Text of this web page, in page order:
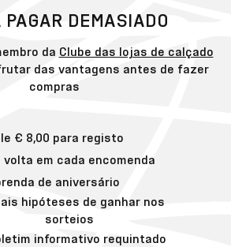
DEMASIADO
da Clube das lojas de calçado
das vantagens antes de fazer
compras
€ 8,00 para registo
volta em cada encomenda
de aniversário
hipóteses de ganhar nos
sorteios
informativo requintado